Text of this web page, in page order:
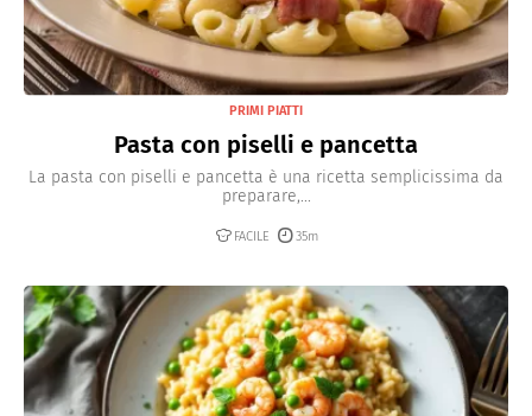
PRIMI PIATTI
Pasta con piselli e pancetta
La pasta con piselli e pancetta è una ricetta semplicissima da
preparare,...
FACILE 35m